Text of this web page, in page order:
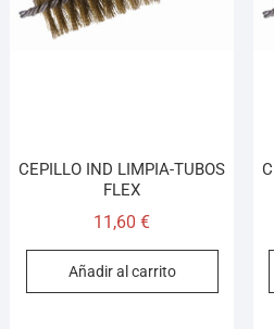
CEPILLO IND LIMPIA-TUBOS
FLEX
11,60€
Añadir al carrito